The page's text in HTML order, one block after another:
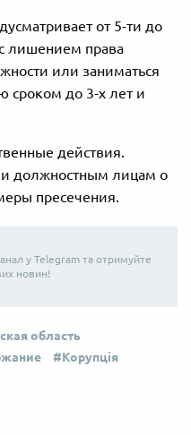
от 5-ти до
лишением права
или заниматься
сроком до 3-х лет и
действия.
должностным лицам о
пресечения.
у Telegram та отримуйте
новин!
область
Корупція